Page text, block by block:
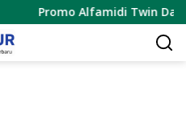
Promo Alfamidi Twin Date